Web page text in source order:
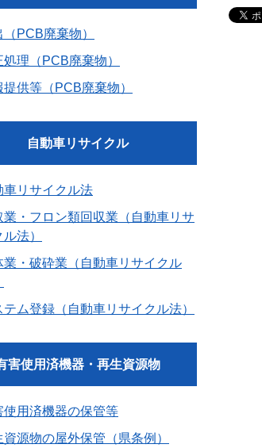
（PCB廃棄物）
処理（PCB廃棄物）
提供等（PCB廃棄物）
自動車リサイクル
車リサイクル法
業・フロン類回収業（自動車リサ
法）
業・破砕業（自動車リサイクル
テム登録（自動車リサイクル法）
害使用済機器・再生資源物
使用済機器の保管等
資源物の屋外保管（県条例）